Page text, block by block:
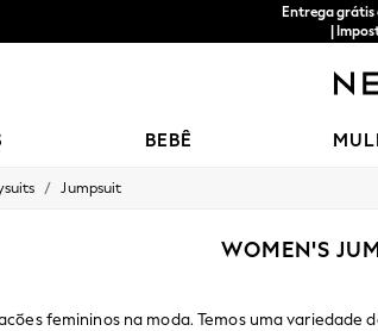
Entrega grátis
|
BEBÊ
/ Jumpsuit
WOMEN'S
femininos na moda. Temos uma